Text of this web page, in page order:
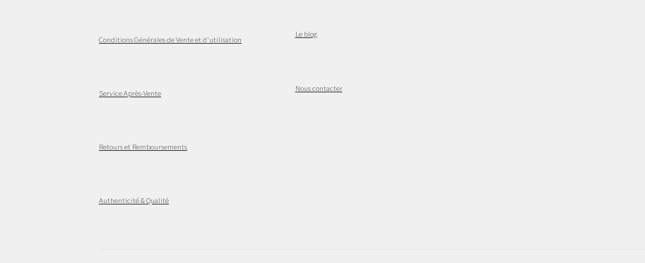
Conditions Générales de Vente et d'utilisation
Service Après-Vente
Retours et Remboursements
Authenticité & Qualité
Le blog
Nous contacter